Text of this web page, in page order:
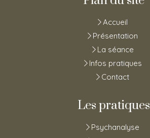
Accueil
Présentation
La séance
Infos pratiques
Contact
Les pratiques
Psychanalyse